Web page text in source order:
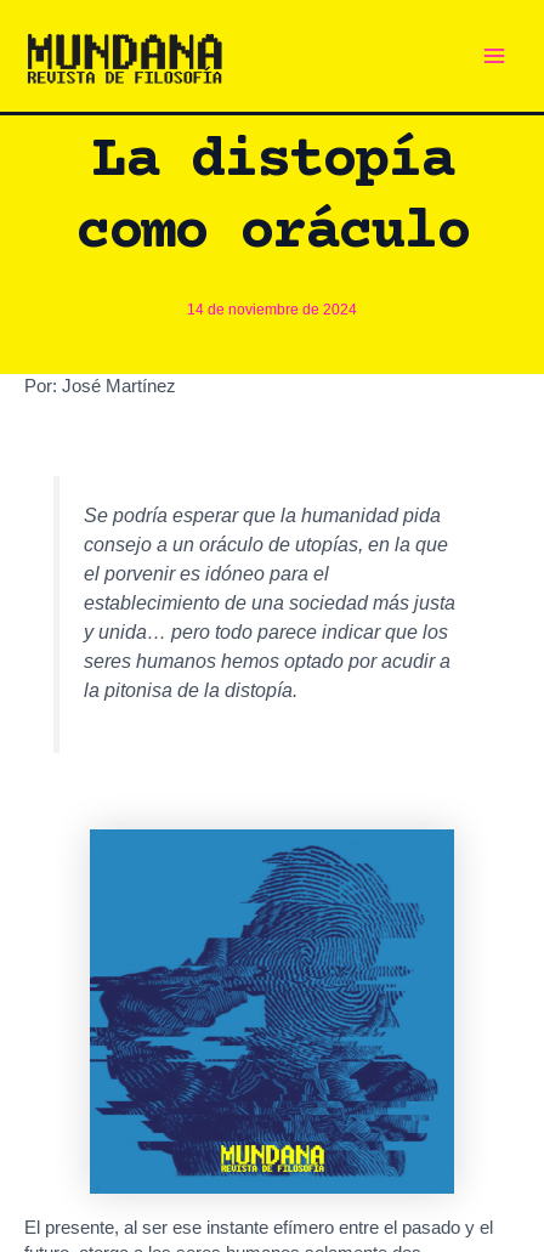
al
La distopía
como oráculo
14 de noviembre de 2024
Por: José Martínez
Se podría esperar que la humanidad pida
consejo a un oráculo de utopías, en la que
el porvenir es idóneo para el
establecimiento de una sociedad más justa
y unida… pero todo parece indicar que los
seres humanos hemos optado por acudir a
la pitonisa de la distopía.
El presente, al ser ese instante efímero entre el pasado y el